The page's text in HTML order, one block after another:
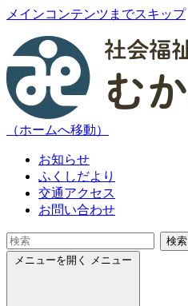
メインコンテンツまでスキップ
（ホームへ移動）
お知らせ
ふくしだより
交通アクセス
お問い合わせ
検索
メニューを開く
メニュー